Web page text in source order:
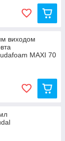
виходом
MAXI 70